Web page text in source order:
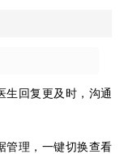
生回复更及时，沟通
管理，一键切换查看